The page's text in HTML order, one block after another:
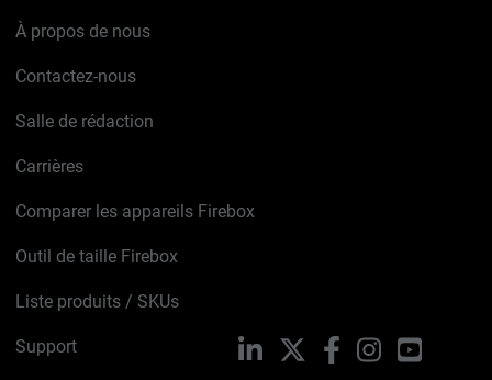
À propos de nous
Contactez-nous
Salle de rédaction
Carrières
Comparer les appareils Firebox
Outil de taille Firebox
Liste produits / SKUs
Support LinkedIn FacebookInstagram